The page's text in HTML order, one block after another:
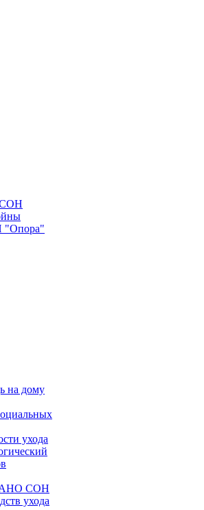
СОН
"Опора"
на дому
ухода
АНО СОН
ухода